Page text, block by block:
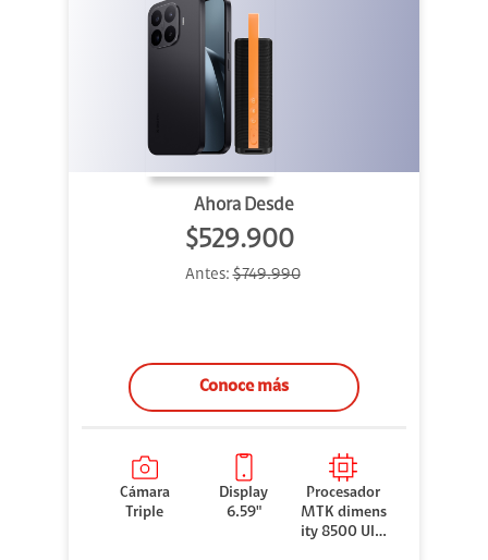
Ahora Desde
$529.900
Antes:$749.990
Conoce más
Cámara
Triple
Display
6.59"
Procesador
MTK dimens
ity 8500 Ultr